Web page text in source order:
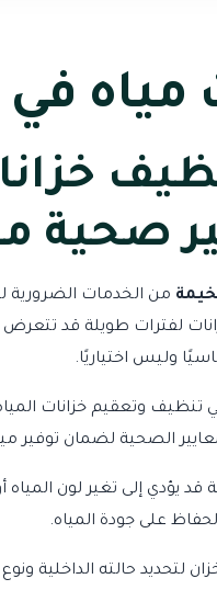
مياه
صحية
من الخدمات الضرورية
لفترات طويلة قد
وليس اختياريًا.
وتعقيم خزانات
الصحية لضمان توفير
قد يؤدي إلى تغير لون
لتحديد حالته